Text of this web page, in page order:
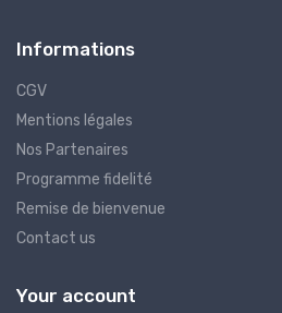
Informations
CGV
Mentions légales
Nos Partenaires
Programme fidelité
Remise de bienvenue
Contact us
Your account